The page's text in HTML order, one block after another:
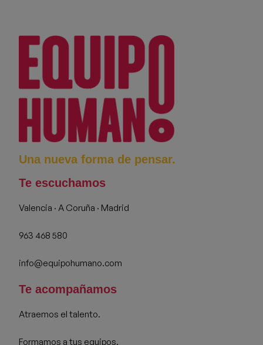
Una nueva forma de pensar.
Te escuchamos
Valencia · A Coruña · Madrid
963 468 580
info@equipohumano.com
Te acompañamos
Atraemos el talento.
Formamos a tus equipos.